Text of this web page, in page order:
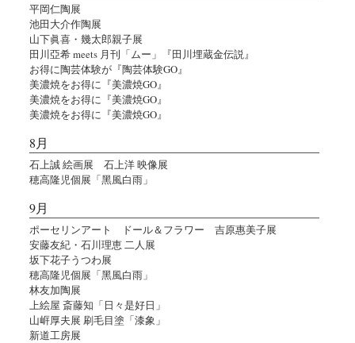
平岡仁陶展
池田大介作陶展
山下眞喜・幾太郎親子展
田川亞希 meets 月刊「ムー」『田川埋蔵金伝説』
お得に陶芸体験が『陶芸体験GO』
美濃焼をお得に『美濃焼GO』
美濃焼をお得に『美濃焼GO』
美濃焼をお得に『美濃焼GO』
8月
石上誠 絵画展 石上洋 映像展
穂高隆児個展「黑風白雨」
9月
ポーセリンアート ドール＆フラワー 吉原惠美子展
安藤友紀・石川理恵 二人展
坂下花子うつわ展
穂高隆児個展「黑風白雨」
林友加陶展
上絵屋 斎藤知「日々是好日」
山㟁厚夫展 刷毛目塗「漆象」
新道工房展